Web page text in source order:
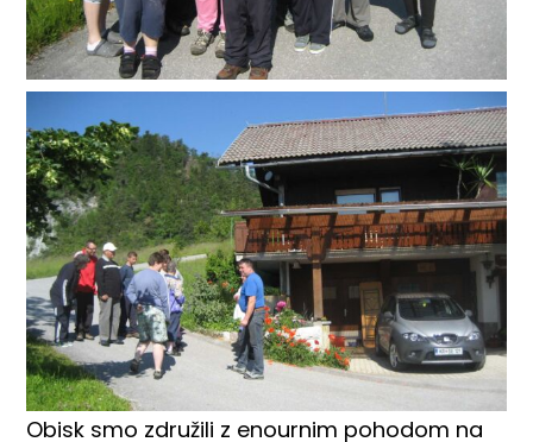
Obisk smo združili z enournim pohodom na